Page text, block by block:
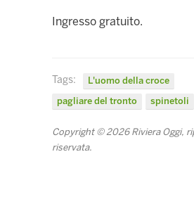
Ingresso gratuito.
Tags:
L'uomo della croce
pagliare del tronto
spinetoli
Copyright © 2026 Riviera Oggi,
riservata.